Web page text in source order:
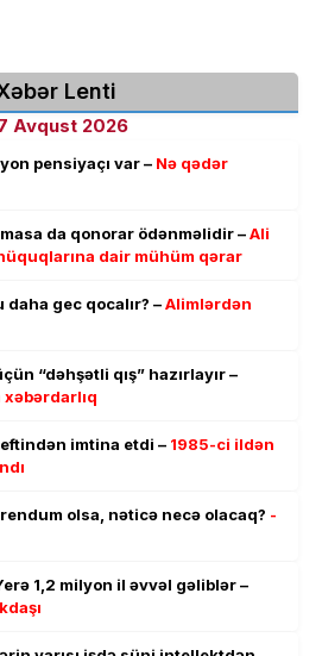
Lenti
Avqust 2026
pensiyaçı var – Nə qədər
da qonorar ödənməlidir –Ali
dair mühüm qərar
daha gec qocalır? –Alimlərdən
“dəhşətli qış” hazırlayır –
imtina etdi – 1985-ci ildən
olsa, nəticə necə olacaq? -
1,2 milyon il əvvəl gəliblər –